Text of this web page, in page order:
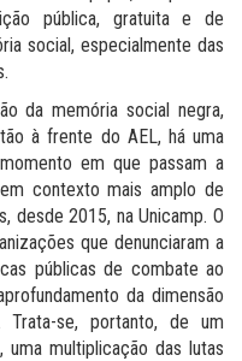
pública, gratuita e de
social, especialmente das
da memória social negra,
à frente do AEL, há uma
em que passam a
contexto mais amplo de
desde 2015, na Unicamp. O
que denunciaram a
públicas de combate ao
da dimensão
Trata-se, portanto, de um
multiplicação das lutas